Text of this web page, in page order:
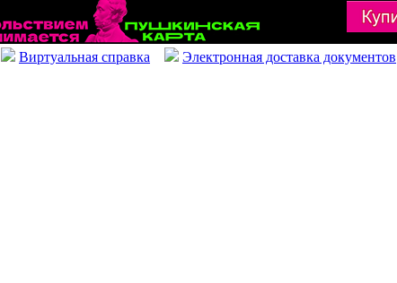
Виртуальная справка
Электронная доставка документов